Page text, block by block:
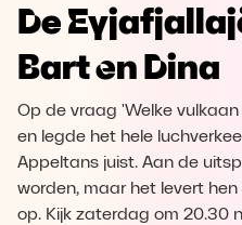
Microsoft Edge
Opera
De
Bart en Dina
Op de vraag 'Welke
en legde het hele
Appeltans juist. Aan de
worden, maar het levert
op. Kijk zaterdag om 20.30